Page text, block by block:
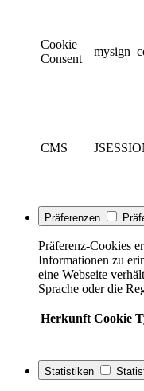
Cookie
Consent
CMS
Präferenzen
Präferenz-Cookies
Informationen zu
eine Webseite
Sprache oder die
Herkunft Cookie
Statistiken